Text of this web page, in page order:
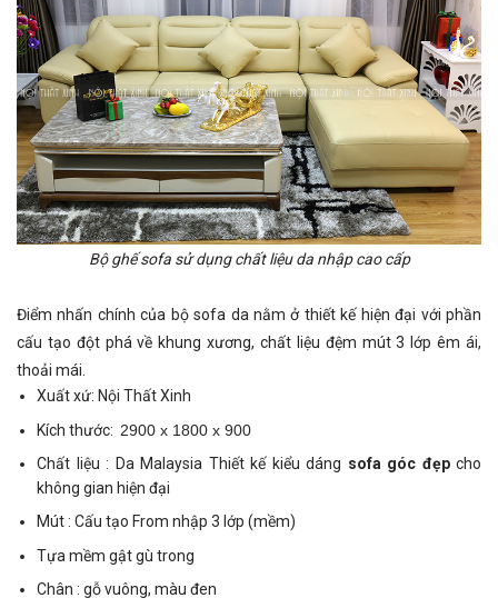
Bộ ghế sofa sử dụng chất liệu da nhập cao cấp
Điểm nhấn chính của bộ sofa danằm ở thiết kế hiện đại với phần
cấu tạo đột phá về khung xương, chất liệu đệm mút 3 lớp êm ái,
thoải mái.
Xuất xứ: Nội Thất Xinh
Kích thước: 2900 x 1800 x 900
Chất liệu : Da Malaysia Thiết kế kiểu dáng sofa góc đẹpcho
không gian hiện đại
Mút : Cấu tạo From nhập 3 lớp (mềm)
Tựa mềm gật gù trong
Chân : gỗ vuông, màu đen